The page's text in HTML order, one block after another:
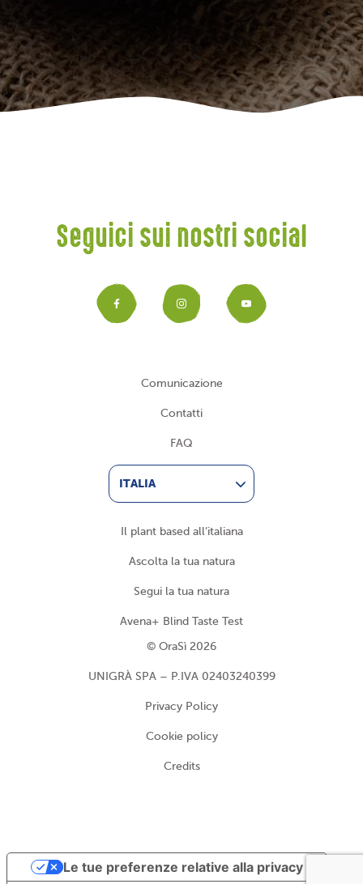
Seguici sui nostri social
Facebook
Instagram
Comunicazione
Contatti
FAQ
ITALIA
Il plant based all’italiana
Ascolta la tua natura
Segui la tua natura
Avena+ Blind Taste Test
© OraSì 2026
UNIGRÀ SPA – P.IVA 02403240399
Privacy Policy
Cookie policy
Credits
Le tue preferenze relative alla privacy